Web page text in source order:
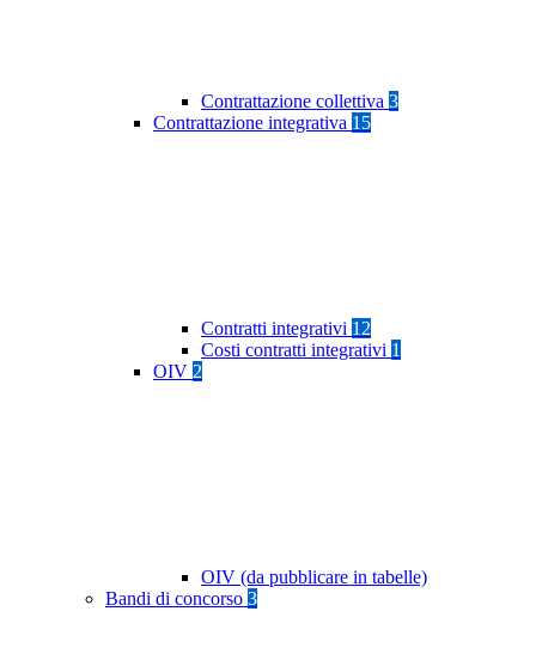
Contrattazione collettiva 3
Contrattazione integrativa 15
Contratti integrativi 12
Costi contratti integrativi 1
OIV 2
OIV (da pubblicare in tabelle)
Bandi di concorso 3